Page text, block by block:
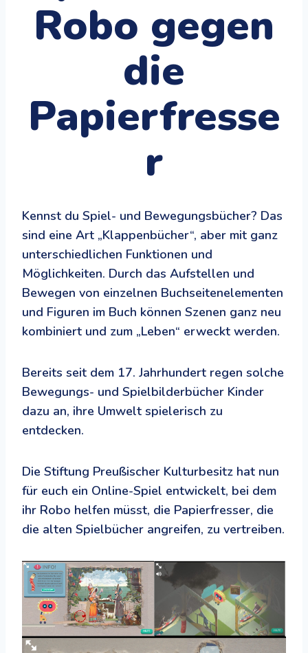
Robo gegen
die
Papierfresse
r
Kennst du Spiel- und Bewegungsbücher? Das
sind eine Art „Klappenbücher“, aber mit ganz
unterschiedlichen Funktionen und
Möglichkeiten. Durch das Aufstellen und
Bewegen von einzelnen Buchseitenelementen
und Figuren im Buch können Szenen ganz neu
kombiniert und zum „Leben“ erweckt werden.
Bereits seit dem 17. Jahrhundert regen solche
Bewegungs- und Spielbilderbücher Kinder
dazu an, ihre Umwelt spielerisch zu
entdecken.
Die Stiftung Preußischer Kulturbesitz hat nun
für euch ein Online-Spiel entwickelt, bei dem
ihr Robo helfen müsst, die Papierfresser, die
die alten Spielbücher angreifen, zu vertreiben.